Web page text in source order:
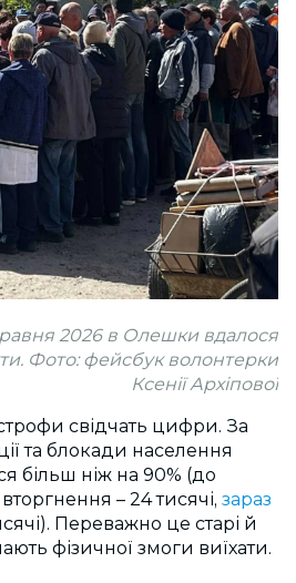
2026 в Олешки вдалося
Фото: фейсбук волонтерки
Ксенії Архіпової
свідчать цифри. За
та блокади населення
більш ніж на 90% (до
– 24 тисячі, зараз
Переважно це старі й
фізичної змоги виїхати.